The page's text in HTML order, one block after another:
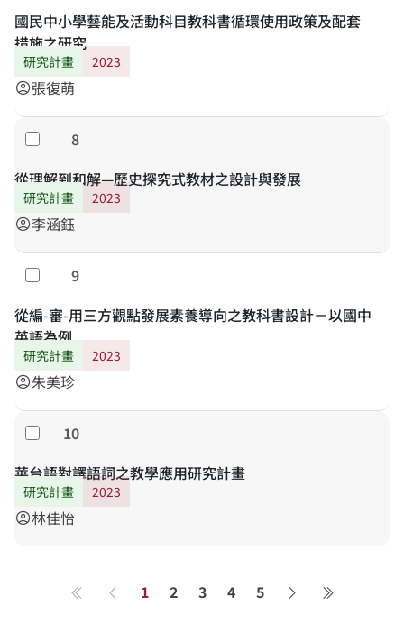
國民中小學藝能及活動科目教科書循環使用政策及配套
措施之研究
研究計畫 2023
account_circle張復萌
Select
8
從理解到和解—歷史探究式教材之設計與發展
研究計畫 2023
account_circle李涵鈺
Select
9
從編-審-用三方觀點發展素養導向之教科書設計－以國中
英語為例
研究計畫 2023
account_circle朱美珍
Select10
華台語對譯語詞之教學應用研究計畫
研究計畫 2023
account_circle林佳怡
第一頁Previous page
1 2 3 4 5 Next page最後一頁